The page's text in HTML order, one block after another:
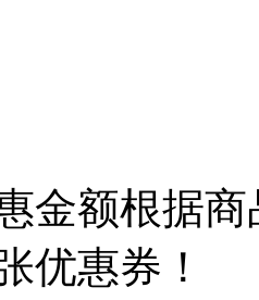
金额根据
优惠券！